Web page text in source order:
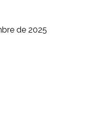
de 2025